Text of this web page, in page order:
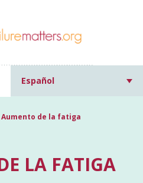
Español
Aumento de la fatiga
LA FATIGA